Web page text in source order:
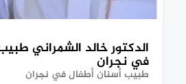
الدكتور خالد الشمراني
في نجران
طبيب أسنان أطفال في نجران